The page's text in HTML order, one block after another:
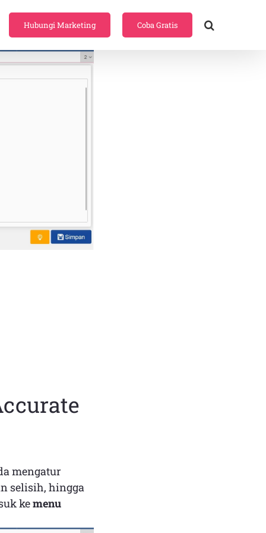
Hubungi Marketing Coba Gratis
mengatur
selisih, hingga
kemenu